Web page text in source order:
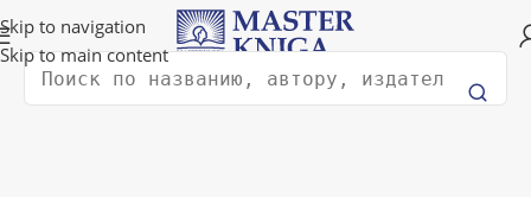
Skip to navigation
Skip to main content
Доставка в любую страну мира!
Поиск